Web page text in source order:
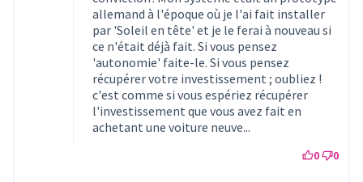
allemand à l'époque où je l'ai fait installer
par 'Soleil en tête' et je le ferai à nouveau si
ce n'était déjà fait. Si vous pensez
'autonomie' faite-le. Si vous pensez
récupérer votre investissement ; oubliez !
c'est comme si vous espériez récupérer
l'investissement que vous avez fait en
achetant une voiture neuve...
0 0